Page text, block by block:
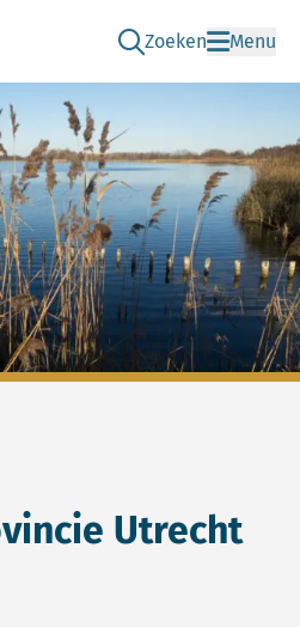
Zoeken
Ga naar de zoek
Menu
Utrecht